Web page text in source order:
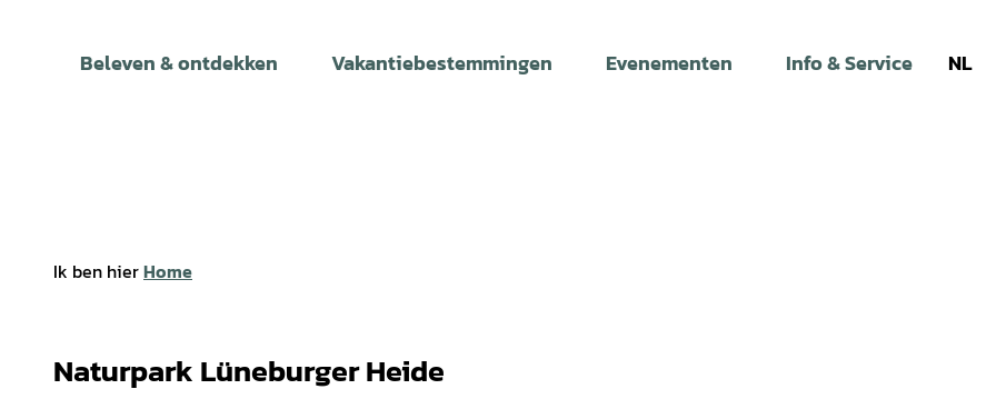
Beleven & ontdekken Vakantiebestemmingen Evenementen Info & Service NL
Ik ben hierHome
Naturpark Lüneburger Heide